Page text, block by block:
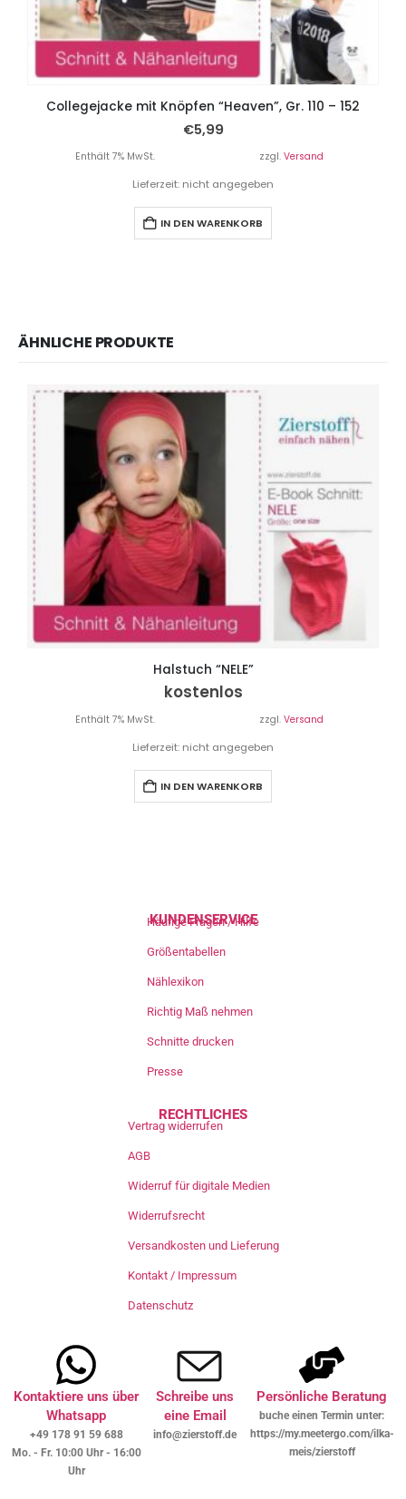
Collegejacke mit Knöpfen “Heaven”, Gr. 110 – 152
€5,99
Enthält 7% MwSt. zzgl. Versand
Lieferzeit: nicht angegeben
IN DEN WARENKORB
ÄHNLICHE PRODUKTE
Halstuch “NELE”
kostenlos
Enthält 7% MwSt. zzgl. Versand
Lieferzeit: nicht angegeben
IN DEN WARENKORB
KUNDENSERVICE
Häufige Fragen / Hilfe
Größentabellen
Nählexikon
Richtig Maß nehmen
Schnitte drucken
Presse
RECHTLICHES
Vertrag widerrufen
AGB
Widerruf für digitale Medien
Widerrufsrecht
Versandkosten und Lieferung
Kontakt / Impressum
Datenschutz
Kontaktiere uns über
Whatsapp
+49 178 91 59 688
Mo. - Fr. 10:00 Uhr - 16:00
Uhr
Schreibe uns
eine Email
info@zierstoff.de
Persönliche Beratung
buche einen Termin unter:
https://my.meetergo.com/ilka-
meis/zierstoff